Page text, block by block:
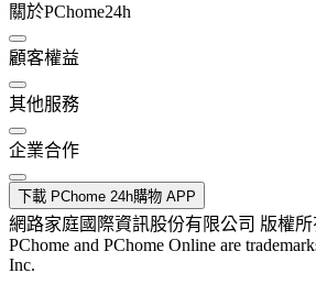
關於PChome24h
顧客權益
其他服務
企業合作
下載 PChome 24h購物 APP
網路家庭國際資訊股份有限公司 版權
PChome and PChome Online are
Inc.